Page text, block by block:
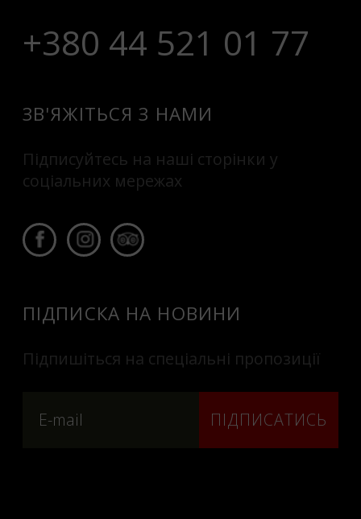
+380 44 521 01 77
ЗВ'ЯЖІТЬСЯ З НАМИ
Підписуйтесь на наші сторінки у
соціальних мережах
ПІДПИСКА НА НОВИНИ
Підпишіться на спеціальні пропозиції
ПІДПИСАТИСЬ